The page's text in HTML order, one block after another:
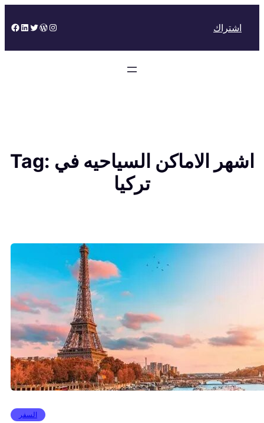
to
Facebook
LinkedIn
Twitter
WordPress
Instagram اشتراك
Tag: اشهر الاماكن السياحيه في
تركيا
السفر